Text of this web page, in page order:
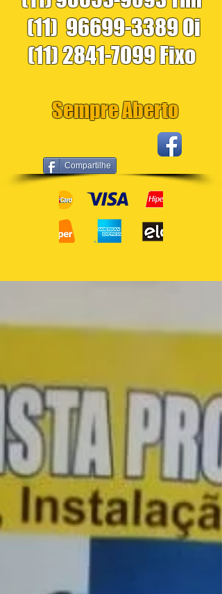
Compartilhe
(11) 96699-3389Oi
(11) 2841-7099Fixo
Sempre Aberto